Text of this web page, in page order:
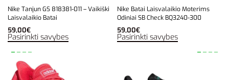
Nike Tanjun GS 818381-011 – Vaikiški
Laisvalaikio Batai
59,00€
Pasirinkti savybes
Nike Batai Laisvalaikio Moterims
Odiniai SB Check BQ3240-300
59,00€
Pasirinkti savybes